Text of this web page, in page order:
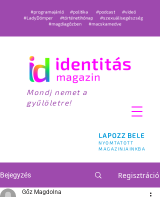
LAPOZZ BELE
NYOMTATOTT
MAGAZINJAINKBA
#programajánló #politika #podcast
#videó
#LadyDömper
#történetihónap
#szexuálisegészség
#magdiagőzben
#macskamedve
Mondj nemet a
gyűlöletre!
Bejegyzés Regisztráció
Gőz Magdolna